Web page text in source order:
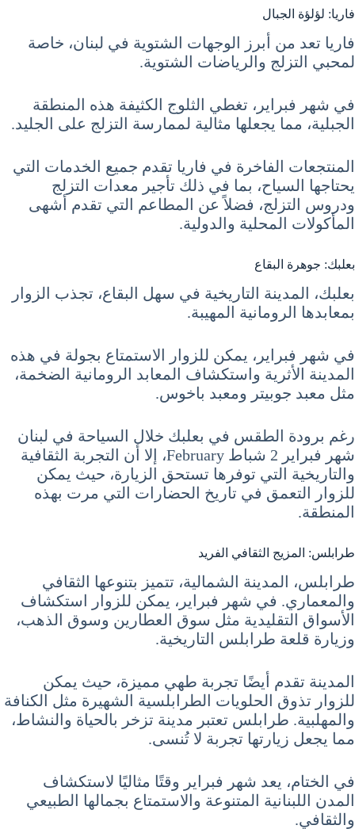
فاريا: لؤلؤة الجبال
فاريا تعد من أبرز الوجهات الشتوية في لبنان، خاصة
لمحبي التزلج والرياضات الشتوية.
في شهر فبراير، تغطي الثلوج الكثيفة هذه المنطقة
الجبلية، مما يجعلها مثالية لممارسة التزلج على الجليد.
المنتجعات الفاخرة في فاريا تقدم جميع الخدمات التي
يحتاجها السياح، بما في ذلك تأجير معدات التزلج
ودروس التزلج، فضلاً عن المطاعم التي تقدم أشهى
المأكولات المحلية والدولية.
بعلبك: جوهرة البقاع
بعلبك، المدينة التاريخية في سهل البقاع، تجذب الزوار
بمعابدها الرومانية المهيبة.
في شهر فبراير، يمكن للزوار الاستمتاع بجولة في هذه
المدينة الأثرية واستكشاف المعابد الرومانية الضخمة،
مثل معبد جوبيتر ومعبد باخوس.
رغم برودة الطقس في بعلبك خلال السياحة في لبنان
شهر فبراير 2 شباط February، إلا أن التجربة الثقافية
والتاريخية التي توفرها تستحق الزيارة، حيث يمكن
للزوار التعمق في تاريخ الحضارات التي مرت بهذه
المنطقة.
طرابلس: المزيج الثقافي الفريد
طرابلس، المدينة الشمالية، تتميز بتنوعها الثقافي
والمعماري. في شهر فبراير، يمكن للزوار استكشاف
الأسواق التقليدية مثل سوق العطارين وسوق الذهب،
وزيارة قلعة طرابلس التاريخية.
المدينة تقدم أيضًا تجربة طهي مميزة، حيث يمكن
للزوار تذوق الحلويات الطرابلسية الشهيرة مثل الكنافة
والمهلبية. طرابلس تعتبر مدينة تزخر بالحياة والنشاط،
مما يجعل زيارتها تجربة لا تُنسى.
في الختام، يعد شهر فبراير وقتًا مثاليًا لاستكشاف
المدن اللبنانية المتنوعة والاستمتاع بجمالها الطبيعي
والثقافي.